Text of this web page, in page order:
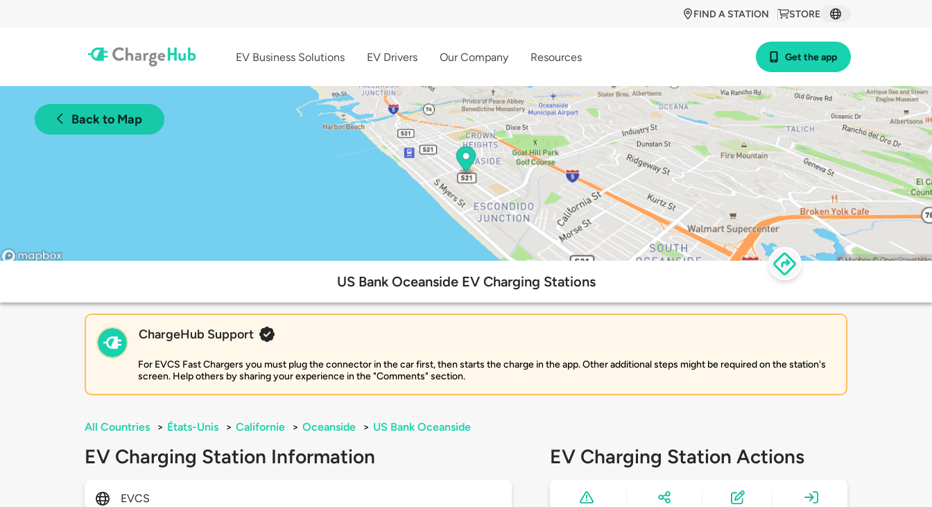
STORE
FIND A STATION
EV Business Solutions EV Drivers Our Company Resources Get the app
Back to Map
US Bank Oceanside EV Charging Stations
ChargeHub Support
For EVCS Fast Chargers you must plug the connector in the car first, then starts the charge in the app. Other additional steps might be required on the station's
screen. Help others by sharing your experience in the "Comments" section.
All Countries > États-Unis > Californie > Oceanside > US Bank Oceanside
EV Charging Station Information
EVCS
EV Charging Station Actions